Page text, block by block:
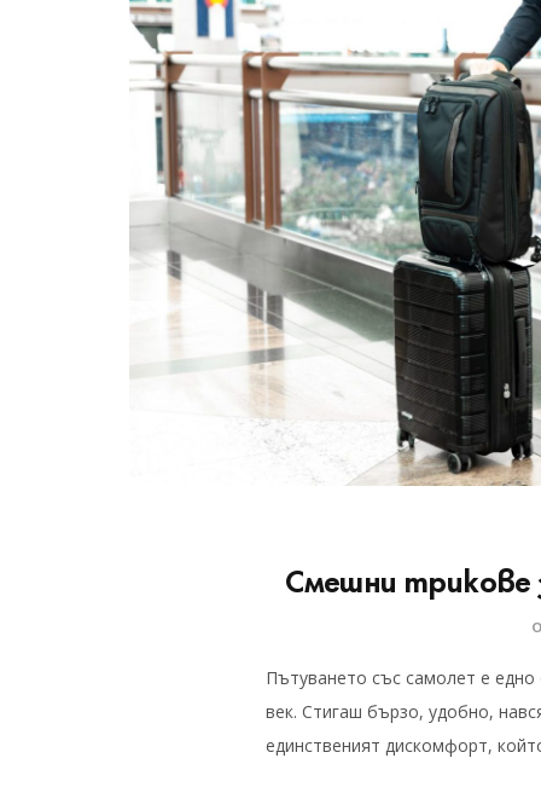
Смешни трикове
Пътуването със самолет е
век. Стигаш бързо, удобно,
единственият дискомфорт,